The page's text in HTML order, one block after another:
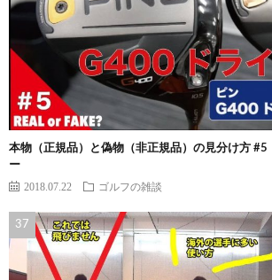
本物（正規品）と偽物（非正規品）の見分け方 #5
ー
2018.07.22 ゴルフの雑談